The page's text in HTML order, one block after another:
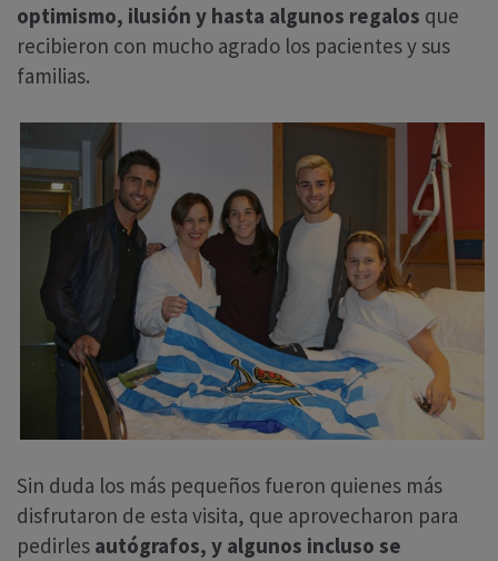
optimismo, ilusión y hasta algunos regalos que
recibieron con mucho agrado los pacientes y sus
familias.
Sin duda los más pequeños fueron quienes más
disfrutaron de esta visita, que aprovecharon para
pedirles autógrafos, y algunos incluso se